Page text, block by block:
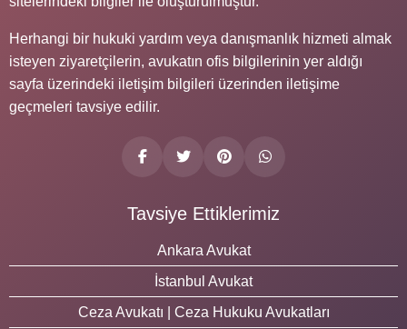
Herhangi bir hukuki yardım veya danışmanlık hizmeti almak
isteyen ziyaretçilerin, avukatın ofis bilgilerinin yer aldığı
sayfa üzerindeki iletişim bilgileri üzerinden iletişime
geçmeleri tavsiye edilir.
Tavsiye Ettiklerimiz
Ankara Avukat
İstanbul Avukat
Ceza Avukatı | Ceza Hukuku Avukatları